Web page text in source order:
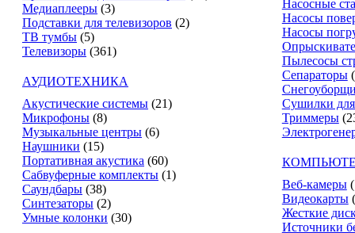
Медиаплееры (3)
Подставки для телевизоров (2)
ТВ тумбы (5)
Телевизоры (361)
АУДИОТЕХНИКА
Акустические системы (21)
Микрофоны (8)
Музыкальные центры (6)
Наушники (15)
Портативная акустика (60)
Сабвуферные комплекты (1)
Саундбары (38)
Синтезаторы (2)
Умные колонки (30)
Насосные
Насосы
Насосы
Пылесосы
Сепараторы
Сушилки
Триммеры
Веб-камеры
Видеокарты
Жесткие
Источники